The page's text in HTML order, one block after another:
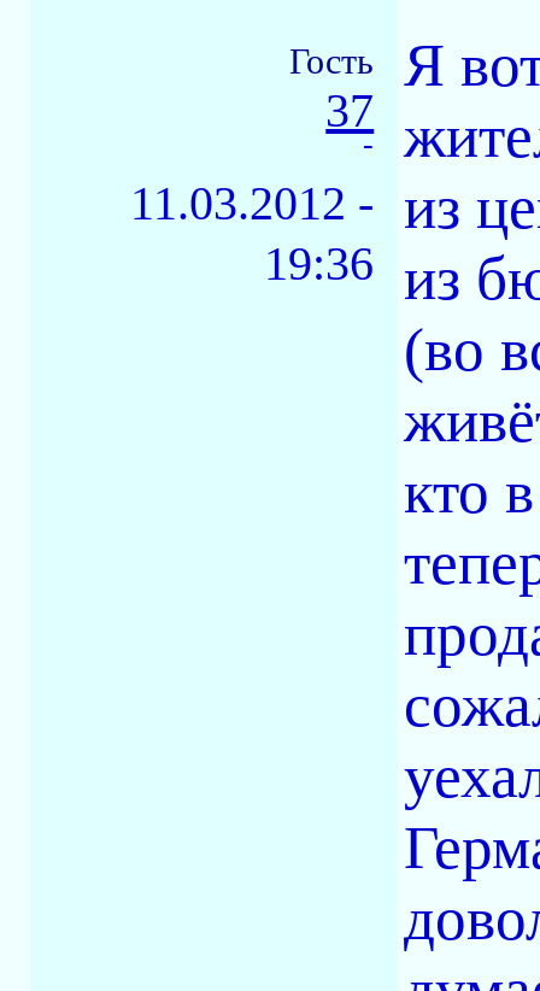
Гость
37
-
11.03.2012 -
19:36
Я
из
из
(во
кто